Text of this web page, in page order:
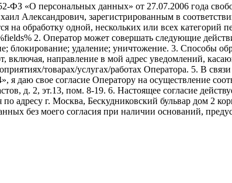
«О персональных данных» от 27.07.2006 года
Александрович, зарегистрированным в
на обработку одной, нескольких или всех категорий
2. Оператор может совершать следующие
блокирование; удаление; уничтожение. 3. Способы
включая, направление в мой адрес уведомлений,
товарах/услугах/работах Оператора. 5. В
даю свое согласие Оператору на осуществление
д. 2, эт.13, пом. 8-19. 6. Настоящее согласие
адресу г. Москва, Бескудниковский бульвар дом 2
без моего согласия при наличии оснований,